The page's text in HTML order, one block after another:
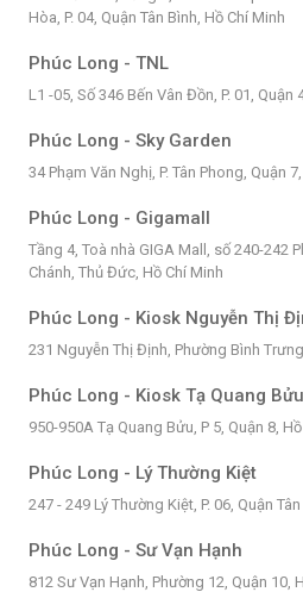
Hòa, P. 04, Quận Tân Bình, Hồ Chí Minh
Phúc Long - TNL
L1 -05, Số 346 Bến Vân Đồn, P. 01, Quận
Phúc Long - Sky Garden
34 Phạm Văn Nghị, P. Tân Phong, Quận
Phúc Long - Gigamall
Tầng 4, Toà nhà GIGA Mall, số 240-242
Chánh, Thủ Đức, Hồ Chí Minh
Phúc Long - Kiosk Nguyễn Thị
231 Nguyễn Thị Định, Phường Bình
Phúc Long - Kiosk Tạ Quang Bửu
950-950A Tạ Quang Bửu, P 5, Quận 8,
Phúc Long - Lý Thường Kiệt
247 - 249 Lý Thường Kiệt, P. 06, Quận
Phúc Long - Sư Vạn Hạnh
812 Sư Vạn Hạnh, Phường 12, Quận 10,